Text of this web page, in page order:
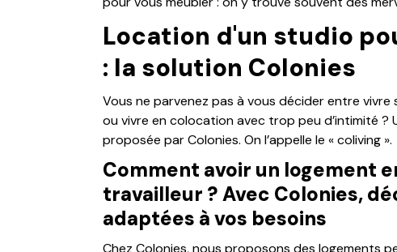
Location d'un studio
: la solution Colonies
Vous ne parvenez pas à vous décider entre
ou vivre en colocation avec trop peu d’intimité ?
proposée par Colonies. On l’appelle le « coliving ».
Comment avoir un logement
travailleur ? Avec Colonies,
adaptées à vos besoins
Chez Colonies, nous proposons des logements